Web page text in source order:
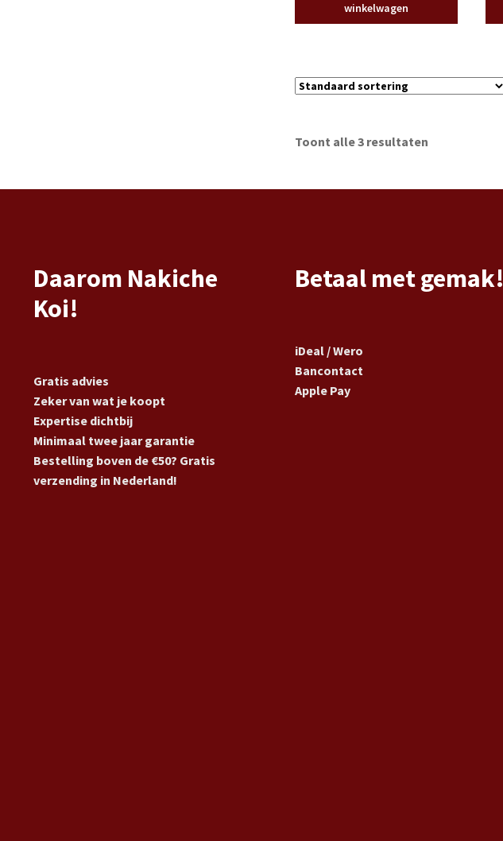
winkelwagen
Toont alle 3 resultaten
Daarom Nakiche
Koi!
Gratis advies
Zeker van wat je koopt
Expertise dichtbij
Minimaal twee jaar garantie
Bestelling boven de €50? Gratis
verzending in Nederland!
Betaal met gemak!
iDeal / Wero
Bancontact
Apple Pay